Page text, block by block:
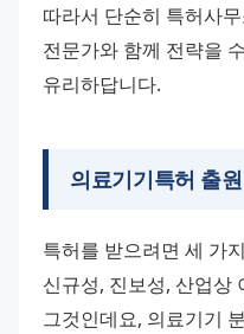
따라서 단순히 특허사
전문가와 함께 전략을
유리하답니다.
의료기기특허 출
특허를 받으려면 세 가
신규성, 진보성, 산업상
그것인데요, 의료기기